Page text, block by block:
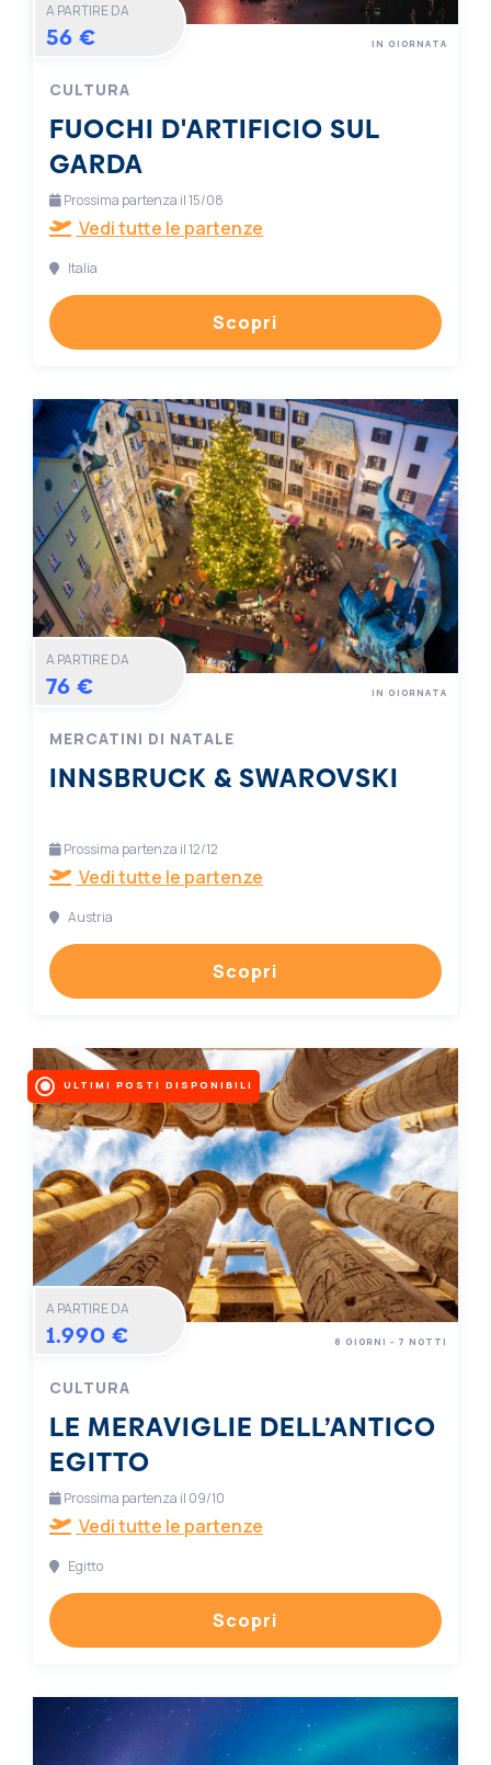
A PARTIRE DA
56 €
CULTURA
FUOCHI D'ARTIFICIO SUL
GARDA
IN GIORNATA
Prossima partenza il 15/08
Vedi tutte le partenze
Italia
Scopri
A PARTIRE DA
76 €
MERCATINI DI NATALE
INNSBRUCK & SWAROVSKI
IN GIORNATA
Prossima partenza il 12/12
Vedi tutte le partenze
Austria
Scopri
ULTIMI POSTI DISPONIBILI
A PARTIRE DA
1.990 €
CULTURA
LE MERAVIGLIE DELL’ANTICO
EGITTO
8 GIORNI - 7 NOTTI
Prossima partenza il 09/10
Vedi tutte le partenze
Egitto
Scopri